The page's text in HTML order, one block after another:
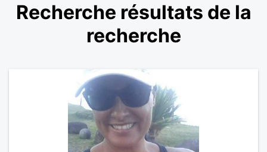
Recherche résultats de la
recherche